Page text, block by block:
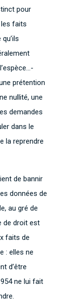
pour
faits
prétention
nullité, une
demandes
dans le
la reprendre
de bannir
données de
au gré de
de droit est
faits de
: elles ne
d’être
ne lui fait